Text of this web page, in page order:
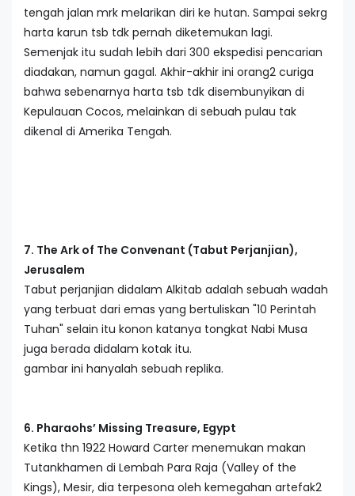
tengah jalan mrk melarikan diri ke hutan. Sampai sekrg
harta karun tsb tdk pernah diketemukan lagi.
Semenjak itu sudah lebih dari 300 ekspedisi pencarian
diadakan, namun gagal. Akhir-akhir ini orang2 curiga
bahwa sebenarnya harta tsb tdk disembunyikan di
Kepulauan Cocos, melainkan di sebuah pulau tak
dikenal di Amerika Tengah.
7. The Ark of The Convenant (Tabut Perjanjian),
Jerusalem
Tabut perjanjian didalam Alkitab adalah sebuah wadah
yang terbuat dari emas yang bertuliskan "10 Perintah
Tuhan" selain itu konon katanya tongkat Nabi Musa
juga berada didalam kotak itu.
gambar ini hanyalah sebuah replika.
6. Pharaohs’ Missing Treasure, Egypt
Ketika thn 1922 Howard Carter menemukan makan
Tutankhamen di Lembah Para Raja (Valley of the
Kings), Mesir, dia terpesona oleh kemegahan artefak2